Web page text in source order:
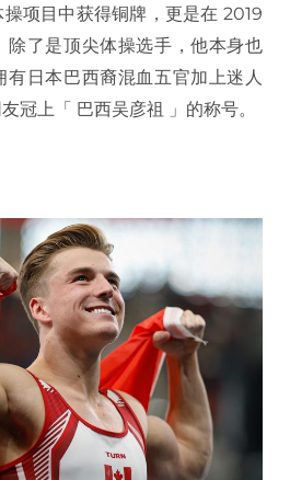
项目中获得铜牌，更是在 2019
除了是顶尖体操选手，他本身也
日本巴西裔混血五官加上迷人
冠上「 巴西吴彦祖 」的称号。